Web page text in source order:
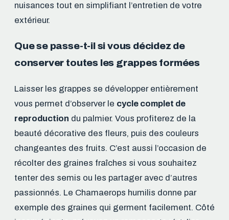
nuisances tout en simplifiant l’entretien de votre
extérieur.
Que se passe-t-il si vous décidez de
conserver toutes les grappes formées
Laisser les grappes se développer entièrement
vous permet d’observer le cycle complet de
reproduction du palmier. Vous profiterez de la
beauté décorative des fleurs, puis des couleurs
changeantes des fruits. C’est aussi l’occasion de
récolter des graines fraîches si vous souhaitez
tenter des semis ou les partager avec d’autres
passionnés. Le Chamaerops humilis donne par
exemple des graines qui germent facilement. Côté